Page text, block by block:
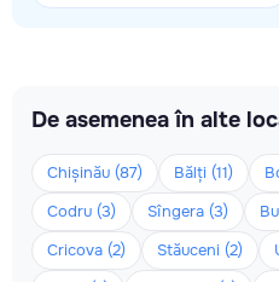
De asemenea în alte
Chișinău (87) Bălți (11)
Codru (3)
Sîngera (3)
Cricova (2)
Stăuceni (2)